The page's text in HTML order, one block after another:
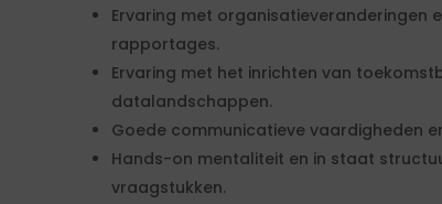
Ervaring met organisatieveranderingen
rapportages.
Ervaring met het inrichten van
datalandschappen.
Goede communicatieve vaardigheden
Hands-on mentaliteit en in staat
vraagstukken.